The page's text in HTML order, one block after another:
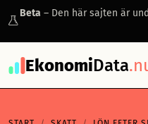
Beta – Den här sajten är
EkonomiData